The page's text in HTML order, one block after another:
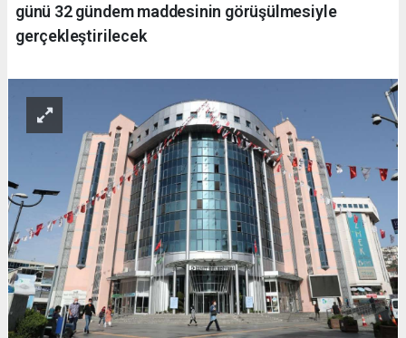
günü 32 gündem maddesinin görüşülmesiyle
gerçekleştirilecek